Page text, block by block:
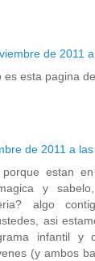
de 2011
es esta pagina
de 2011 a
estan
y
algo
asi
infantil y
(y ambos